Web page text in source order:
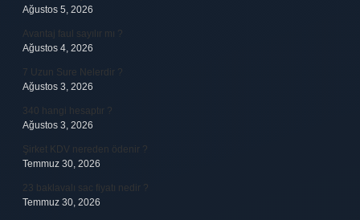
Ağustos 5, 2026
Avantaj faul sayılır mı ?
Ağustos 4, 2026
7 Uzun Sure Nelerdir ?
Ağustos 3, 2026
340 hangi hesaptır ?
Ağustos 3, 2026
Şirket KDV nereden ödenir ?
Temmuz 30, 2026
23 baklavalı sac fiyatı nedir ?
Temmuz 30, 2026